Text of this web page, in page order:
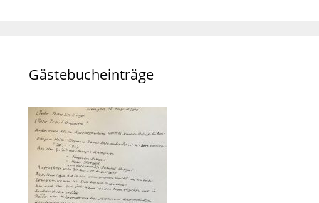
Gästebucheinträge